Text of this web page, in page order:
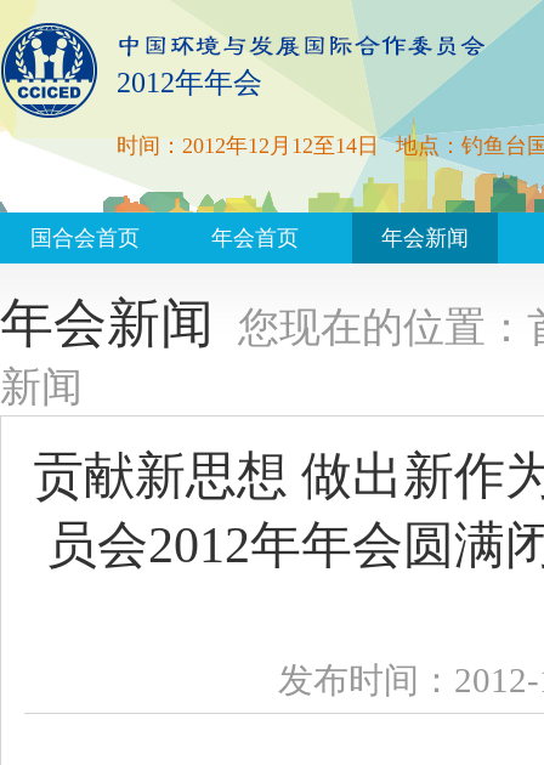
2012年年会
时间：2012年12月12至14日 地点：钓鱼台
国合会首页 年会首页 年会新闻
年会新闻 您现在的位置：
新闻
贡献新思想 做出新作
员会2012年年会圆
发布时间：